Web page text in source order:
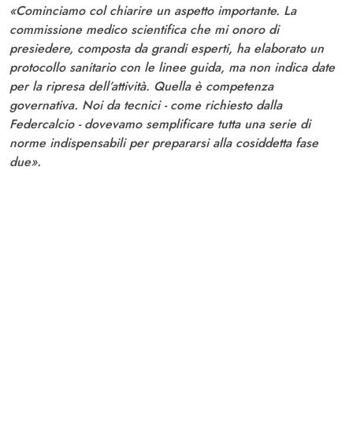
«Cominciamo col chiarire un aspetto importante. La
commissione medico scientifica che mi onoro di
presiedere, composta da grandi esperti, ha elaborato un
protocollo sanitario con le linee guida, ma non indica date
per la ripresa dell’attività. Quella è competenza
governativa. Noi da tecnici - come richiesto dalla
Federcalcio - dovevamo semplificare tutta una serie di
norme indispensabili per prepararsi alla cosiddetta fase
due».